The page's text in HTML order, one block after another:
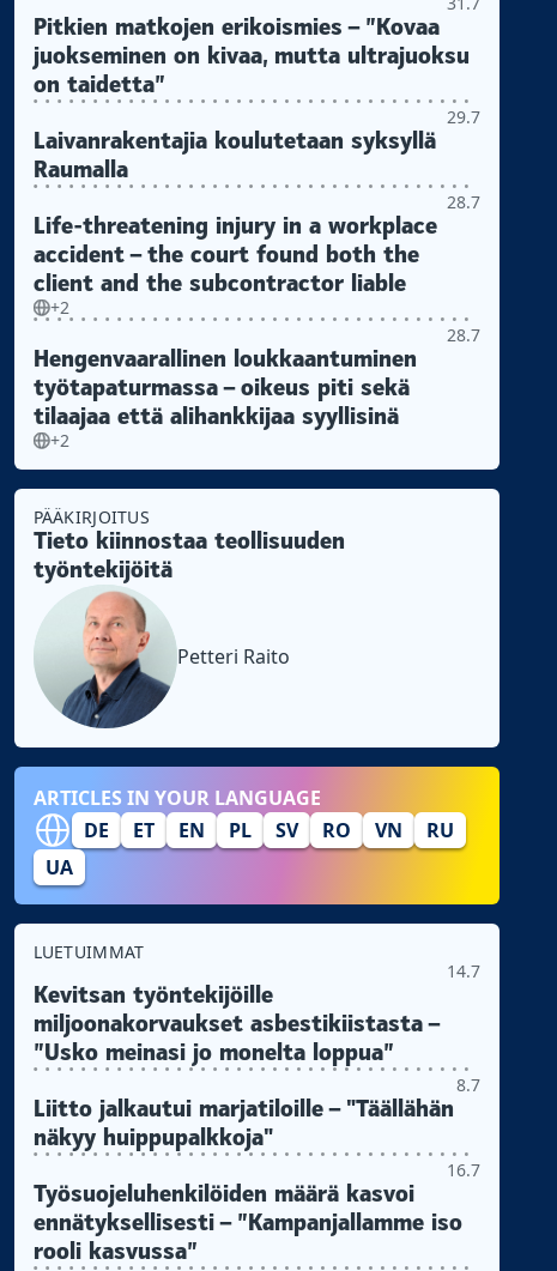
Pitkien matkojen erikoismies – ”Kovaa
juokseminen on kivaa, mutta ultrajuoksu
on taidetta”
29.7
Laivanrakentajia koulutetaan syksyllä
Raumalla
28.7
Life-threatening injury in a workplace
accident – the court found both the
client and the subcontractor liable
+2
28.7
Hengenvaarallinen loukkaantuminen
työtapaturmassa – oikeus piti sekä
tilaajaa että alihankkijaa syyllisinä
+2
PÄÄKIRJOITUS
Tieto kiinnostaa teollisuuden
työntekijöitä
Petteri Raito
ARTICLES IN YOUR LANGUAGE
DE
ET EN PL SV RO VN
RU
UA
LUETUIMMAT
14.7
Kevitsan työntekijöille
miljoonakorvaukset asbestikiistasta –
”Usko meinasi jo monelta loppua”
8.7
Liitto jalkautui marjatiloille – "Täällähän
näkyy huippupalkkoja"
16.7
Työsuojeluhenkilöiden määrä kasvoi
ennätyksellisesti – ”Kampanjallamme iso
rooli kasvussa”